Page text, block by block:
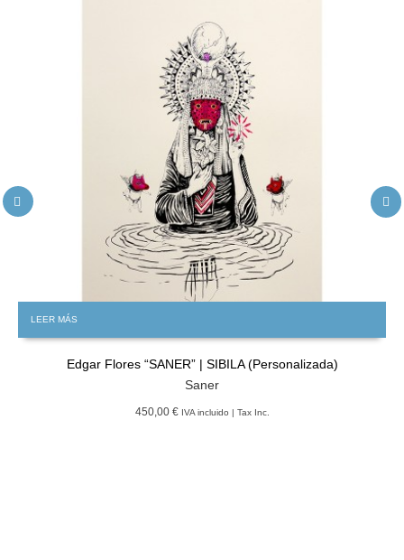
LEER MÁS
Edgar Flores “SANER” | SIBILA (Personalizada)
Saner
450,00 € IVA incluido | Tax Inc.